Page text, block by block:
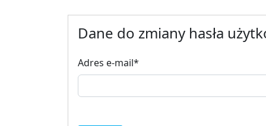
Dane do zmiany hasła
Adres e-mail*